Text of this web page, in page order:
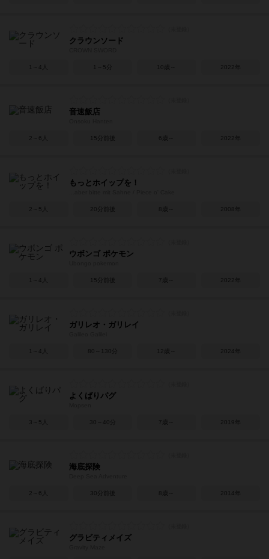
クラウンソード
1～4人 1～5分 10歳～ 2022年
音速飯店
2～6人 15分前後 6歳～ 2022年
もっとホイップを！
2～5人 20分前後 8歳～ 2008年
ウボンゴ ポケモン
1～4人 15分前後 7歳～ 2022年
ガリレオ・ガリレイ
1～4人 80～130分 12歳～ 2024年
よくばりパグ
3～5人 30～40分 7歳～ 2019年
海底探険
2～6人 30分前後 8歳～ 2014年
グラビティメイズ